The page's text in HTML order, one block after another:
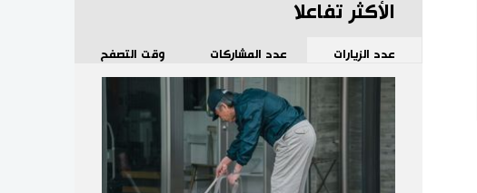
الأكثر تفاعلا
عدد الزيارات عدد المشاركات وقت التصفح